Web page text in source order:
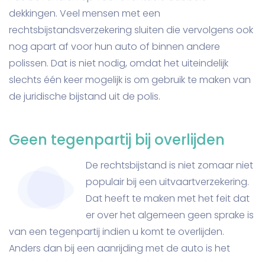
dekkingen. Veel mensen met een
rechtsbijstandsverzekering sluiten die vervolgens ook
nog apart af voor hun auto of binnen andere
polissen. Dat is niet nodig, omdat het uiteindelijk
slechts één keer mogelijk is om gebruik te maken van
de juridische bijstand uit de polis.
Geen tegenpartij bij overlijden
De rechtsbijstand is niet zomaar niet
populair bij een uitvaartverzekering.
Dat heeft te maken met het feit dat
er over het algemeen geen sprake is
van een tegenpartij indien u komt te overlijden.
Anders dan bij een aanrijding met de auto is het